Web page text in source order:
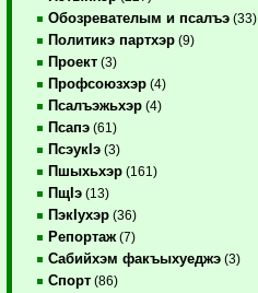
Обозревателым и псалъэ (33)
Политикэ партхэр (9)
Проект (3)
Профсоюзхэр (4)
Псалъэжьхэр (4)
Псапэ (61)
ПсэукIэ (3)
Пшыхьхэр (161)
ПщIэ (13)
ПэкIухэр (36)
Репортаж (7)
Сабийхэм факъыхуеджэ (3)
Спорт (86)